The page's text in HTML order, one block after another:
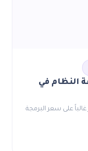
النظام في
على سعر البرمجة